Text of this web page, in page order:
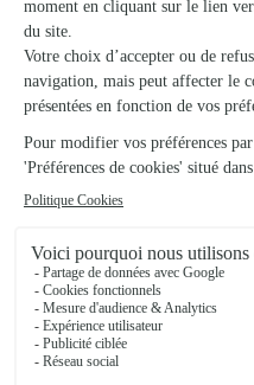
A L’arbol Fleuri
Lacapelle Marival
★★★★ ★4.5 (24)
Place de la Halle
Voir la boutique
Ils ont fait livrer
Saint-